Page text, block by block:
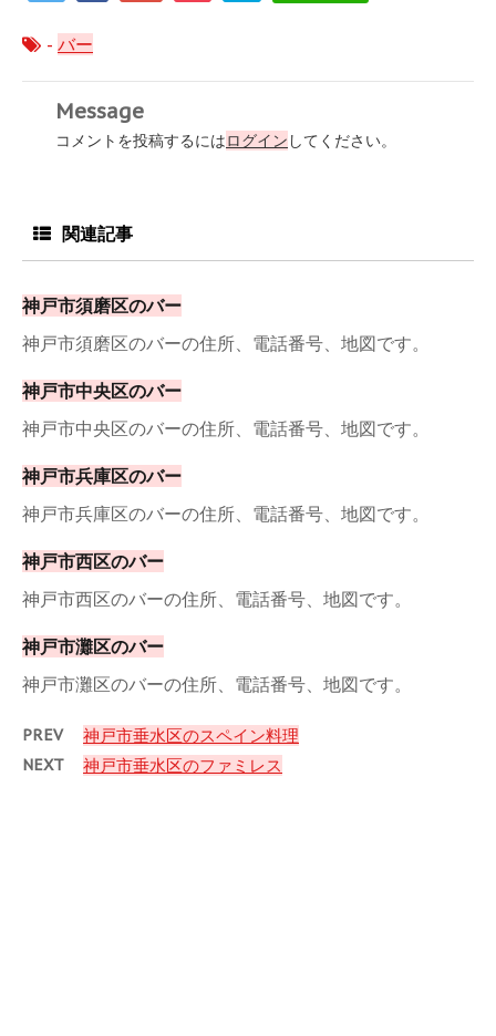
- バー
Message
コメントを投稿するにはログイン してください。
関連記事
神戸市須磨区のバー
神戸市須磨区のバーの住所、電話番号、地図です。
神戸市中央区のバー
神戸市中央区のバーの住所、電話番号、地図です。
神戸市兵庫区のバー
神戸市兵庫区のバーの住所、電話番号、地図です。
神戸市西区のバー
神戸市西区のバーの住所、電話番号、地図です。
神戸市灘区のバー
神戸市灘区のバーの住所、電話番号、地図です。
PREV 神戸市垂水区のスペイン料理
NEXT 神戸市垂水区のファミレス